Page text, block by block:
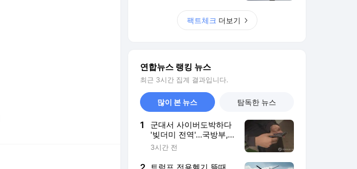
팩트체크 더보기
연합뉴스 랭킹 뉴스
최근 3시간 집계 결과입니다.
많이 본 뉴스 탐독한 뉴스
1
군대서 사이버도박하다
'빚더미 전역'…국방부,
자진신고제 검토
3시간 전
트럼프 전용헬기 뜰때